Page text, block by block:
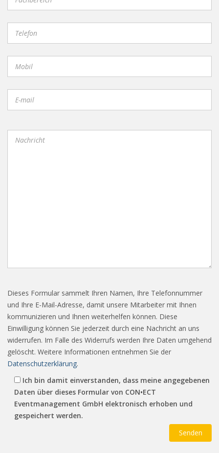
Dieses Formular sammelt Ihren Namen, Ihre Telefonnummer
und Ihre E-Mail-Adresse, damit unsere Mitarbeiter mit Ihnen
kommunizieren und Ihnen weiterhelfen können. Diese
Einwilligung können Sie jederzeit durch eine Nachricht an uns
widerrufen. Im Falle des Widerrufs werden Ihre Daten umgehend
gelöscht. Weitere Informationen entnehmen Sie der
Datenschutzerklärung.
Ich bin damit einverstanden, dass meine angegebenen
Daten über dieses Formular von CON•ECT
Eventmanagement GmbH elektronisch erhoben und
gespeichert werden.